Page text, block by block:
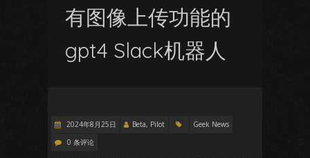
有图像上传功能的
gpt4 Slack机器人
2024年8月25日 Beta, Pilot
Geek News
0 条评论